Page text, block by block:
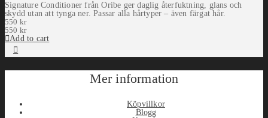
Signature Conditioner från Oribe ger daglig återfuktning, glans och
skydd utan att tynga ner. Passar alla hårtyper – även färgat hår.
550 kr
550 kr
Add to cart
Mer information
Köpvillkor
Blogg